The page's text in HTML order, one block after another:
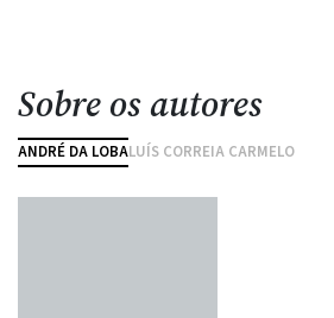
Sobre os autores
ANDRÉ DA LOBALUÍS CORREIA CARMELO